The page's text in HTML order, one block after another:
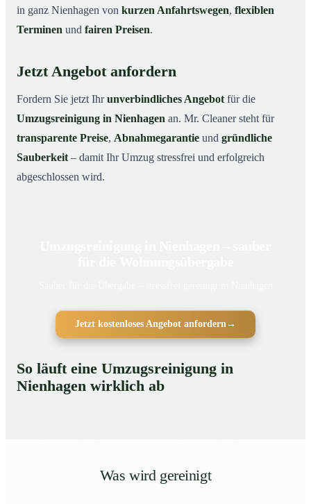
in ganz Nienhagen von kurzen Anfahrtswegen, flexiblen
Terminen und fairen Preisen.
Jetzt Angebot anfordern
Fordern Sie jetzt Ihrunverbindliches Angebot für die
Umzugsreinigung in Nienhagen an. Mr. Cleaner steht für
transparente Preise, Abnahmegarantie und gründliche
Sauberkeit – damit Ihr Umzug stressfrei und erfolgreich
abgeschlossen wird.
Jetzt kostenloses Angebot anfordern→
So läuft eine Umzugsreinigung in
Nienhagen wirklich ab
Was wird gereinigt